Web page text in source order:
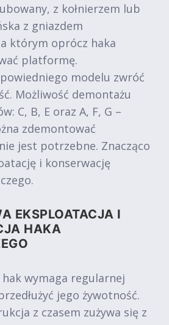
z kołnierzem lub
z gniazdem
którym oprócz haka
platformę.
modelu zwróć
Możliwość demontażu
C, B, E oraz A, F, G –
zdemontować
jest potrzebne. Znacząco
i konserwację
EKSPLOATACJA I
HAKA
wymaga regularnej
jego żywotność.
z czasem zużywa się z